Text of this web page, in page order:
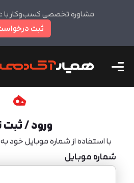
مشاوره تخصصی کسب‌وکار
ثبت
ورود / ثبت
با استفاده از شماره موبایل خود
شماره موبایل